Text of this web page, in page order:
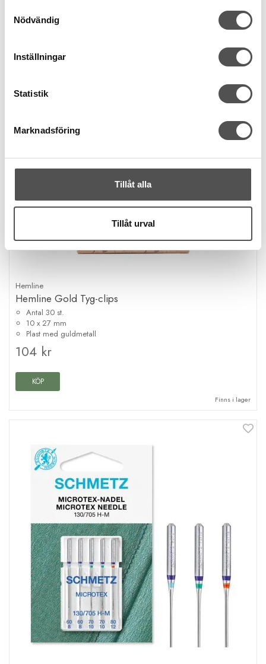
Nödvändig
Inställningar
Statistik
Marknadsföring
Tillåt alla
Tillåt urval
Finns i lager
Hemline
Hemline Gold Tyg-clips
Antal 30 st.
10 x 27 mm
Plast med guldmetall
104 kr
KÖP
Finns i lager